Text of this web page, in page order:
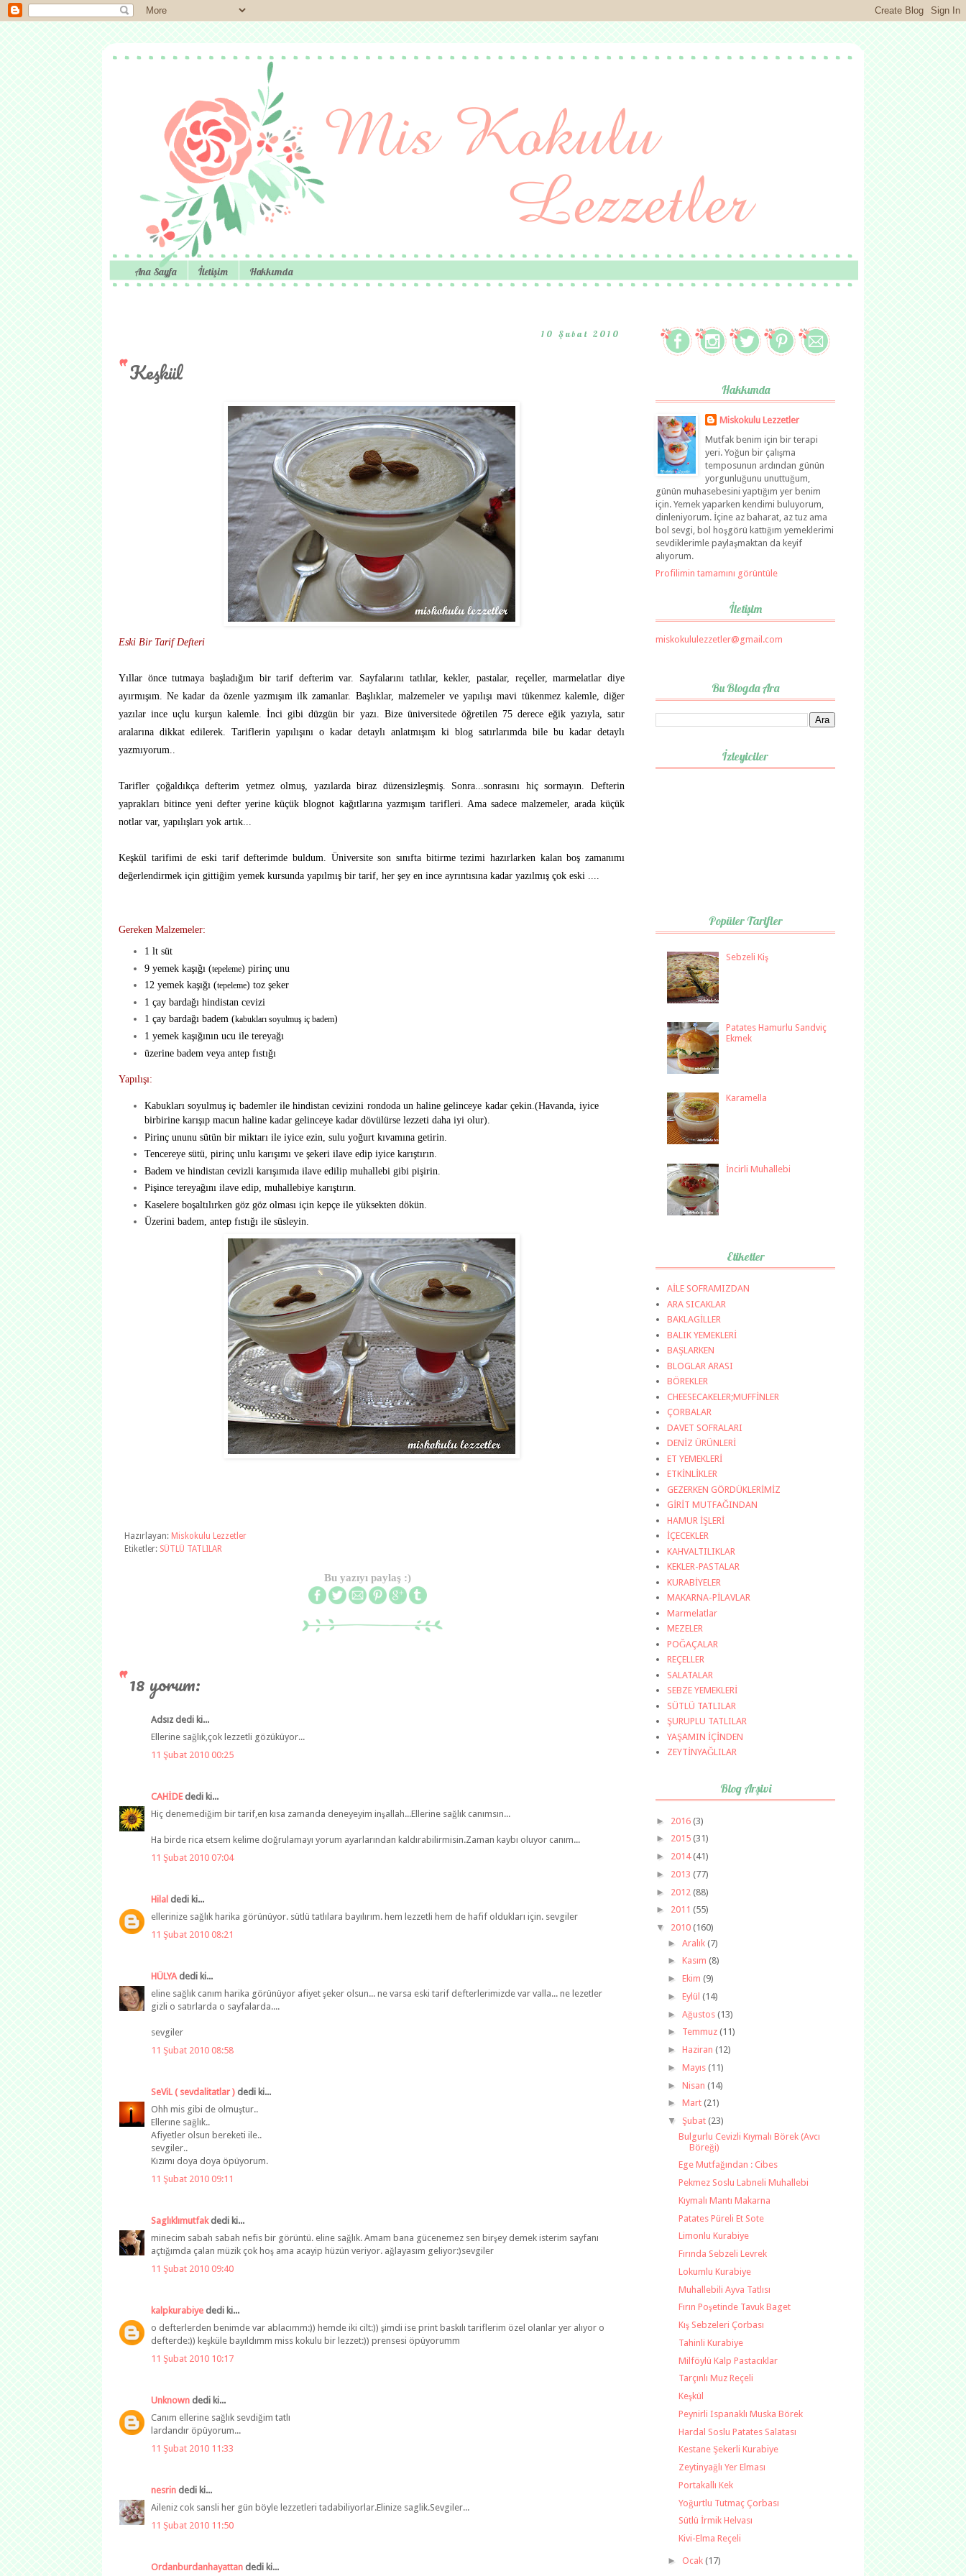
Ana Sayfa İletişim Hakkımda
10 Şubat 2010
Keşkül
Eski Bir Tarif Defteri
Yıllar önce tutmaya başladığım bir tarif defterim var. Sayfalarını tatlılar, kekler, pastalar, reçeller, marmelatlar diye
ayırmışım. Ne kadar da özenle yazmışım ilk zamanlar. Başlıklar, malzemeler ve yapılışı mavi tükenmez kalemle, diğer
yazılar ince uçlu kurşun kalemle. İnci gibi düzgün bir yazı. Bize üniversitede öğretilen 75 derece eğik yazıyla, satır
aralarına dikkat edilerek. Tariflerin yapılışını o kadar detaylı anlatmışım ki blog satırlarımda bile bu kadar detaylı
yazmıyorum..
Tarifler çoğaldıkça defterim yetmez olmuş, yazılarda biraz düzensizleşmiş. Sonra...sonrasını hiç sormayın. Defterin
yaprakları bitince yeni defter yerine küçük blognot kağıtlarına yazmışım tarifleri. Ama sadece malzemeler, arada küçük
notlar var, yapılışları yok artık...
Keşkül tarifimi de eski tarif defterimde buldum. Üniversite son sınıfta bitirme tezimi hazırlarken kalan boş zamanımı
değerlendirmek için gittiğim yemek kursunda yapılmış bir tarif, her şey en ince ayrıntısına kadar yazılmış çok eski ....
Gereken Malzemeler:
1 lt süt
9 yemek kaşığı (tepeleme) pirinç unu
12 yemek kaşığı (tepeleme) toz şeker
1 çay bardağı hindistan cevizi
1 çay bardağı badem (kabukları soyulmuş iç badem)
1 yemek kaşığının ucu ile tereyağı
üzerine badem veya antep fıstığı
Yapılışı:
Kabukları soyulmuş iç bademler ile hindistan cevizini rondoda un haline gelinceye kadar çekin.(Havanda, iyice
birbirine karışıp macun haline kadar gelinceye kadar dövülürse lezzeti daha iyi olur).
Pirinç ununu sütün bir miktarı ile iyice ezin, sulu yoğurt kıvamına getirin.
Tencereye sütü, pirinç unlu karışımı ve şekeri ilave edip iyice karıştırın.
Badem ve hindistan cevizli karışımıda ilave edilip muhallebi gibi pişirin.
Pişince tereyağını ilave edip, muhallebiye karıştırın.
Kaselere boşaltılırken göz göz olması için kepçe ile yüksekten dökün.
Üzerini badem, antep fıstığı ile süsleyin.
Hazırlayan: Miskokulu Lezzetler
Etiketler: SÜTLÜ TATLILAR
Bu yazıyı paylaş :)
18 yorum:
Adsız dedi ki...
Ellerine sağlık,çok lezzetli gözüküyor...
11 Şubat 2010 00:25
CAHİDE dedi ki...
Hiç denemediğim bir tarif,en kısa zamanda deneyeyim inşallah...Ellerine sağlık canımsın...
Ha birde rica etsem kelime doğrulamayı yorum ayarlarından kaldırabilirmisin.Zaman kaybı oluyor canım...
11 Şubat 2010 07:04
Hilal dedi ki...
ellerinize sağlık harika görünüyor. sütlü tatlılara bayılırım. hem lezzetli hem de hafif oldukları için. sevgiler
11 Şubat 2010 08:21
HÜLYA dedi ki...
eline sağlık canım harika görünüyor afiyet şeker olsun... ne varsa eski tarif defterlerimizde var valla... ne lezetler
gizli o satırlarda o sayfalarda....
sevgiler
11 Şubat 2010 08:58
SeViL ( sevdalitatlar ) dedi ki...
Ohh mis gibi de olmuştur..
Ellerıne sağlık..
Afiyetler olsun bereketi ile..
sevgiler..
Kızımı doya doya öpüyorum.
11 Şubat 2010 09:11
Saglıklımutfakdedi ki...
minecim sabah sabah nefis bir görüntü. eline sağlık. Amam bana gücenemez sen birşey demek isterim sayfanı
açtığımda çalan müzik çok hoş ama acayip hüzün veriyor. ağlayasım geliyor:)sevgiler
11 Şubat 2010 09:40
kalpkurabiye dedi ki...
o defterlerden benimde var ablacımm:)) hemde iki cilt:)) şimdi ise print baskılı tariflerim özel olanlar yer alıyor o
defterde:)) keşküle bayıldımm miss kokulu bir lezzet:)) prensesi öpüyorumm
11 Şubat 2010 10:17
Unknown dedi ki...
Canım ellerine sağlık sevdiğim tatlı
lardandır öpüyorum...
11 Şubat 2010 11:33
nesrin dedi ki...
Aileniz cok sansli her gün böyle lezzetleri tadabiliyorlar.Elinize saglik.Sevgiler...
11 Şubat 2010 11:50
Ordanburdanhayattan dedi ki...
Hakkımda
Miskokulu Lezzetler
Mutfak benim için bir terapi
yeri. Yoğun bir çalışma
temposunun ardından günün
yorgunluğunu unuttuğum,
günün muhasebesini yaptığım yer benim
için. Yemek yaparken kendimi buluyorum,
dinleniyorum. İçine az baharat, az tuz ama
bol sevgi, bol hoşgörü kattığım yemeklerimi
sevdiklerimle paylaşmaktan da keyif
alıyorum.
Profilimin tamamını görüntüle
İletişim
miskokululezzetler@gmail.com
Bu Blogda Ara
İzleyiciler
Popüler Tarifler
Sebzeli Kiş
Patates Hamurlu Sandviç
Ekmek
Karamella
İncirli Muhallebi
Etiketler
AİLE SOFRAMIZDAN
ARA SICAKLAR
BAKLAGİLLER
BALIK YEMEKLERİ
BAŞLARKEN
BLOGLAR ARASI
BÖREKLER
CHEESECAKELER;MUFFİNLER
ÇORBALAR
DAVET SOFRALARI
DENİZ ÜRÜNLERİ
ET YEMEKLERİ
ETKİNLİKLER
GEZERKEN GÖRDÜKLERİMİZ
GİRİT MUTFAĞINDAN
HAMUR İŞLERİ
İÇECEKLER
KAHVALTILIKLAR
KEKLER-PASTALAR
KURABİYELER
MAKARNA-PİLAVLAR
Marmelatlar
MEZELER
POĞAÇALAR
REÇELLER
SALATALAR
SEBZE YEMEKLERİ
SÜTLÜ TATLILAR
ŞURUPLU TATLILAR
YAŞAMIN İÇİNDEN
ZEYTİNYAĞLILAR
Blog Arşivi
► 2016 (3)
► 2015 (31)
► 2014(41)
► 2013 (77)
► 2012 (88)
► 2011 (55)
▼ 2010 (160)
► Aralık (7)
► Kasım (8)
► Ekim (9)
► Eylül (14)
► Ağustos (13)
► Temmuz (11)
► Haziran (12)
► Mayıs (11)
► Nisan (14)
► Mart (21)
▼ Şubat (23)
Bulgurlu Cevizli Kıymalı Börek (Avcı
Böreği)
Ege Mutfağından : Cibes
Pekmez Soslu Labneli Muhallebi
Kıymalı Mantı Makarna
Patates Püreli Et Sote
Limonlu Kurabiye
Fırında Sebzeli Levrek
Lokumlu Kurabiye
Muhallebili Ayva Tatlısı
Fırın Poşetinde Tavuk Baget
Kış Sebzeleri Çorbası
Tahinli Kurabiye
Milföylü Kalp Pastacıklar
Tarçınlı Muz Reçeli
Keşkül
Peynirli Ispanaklı Muska Börek
Hardal Soslu Patates Salatası
Kestane Şekerli Kurabiye
Zeytinyağlı Yer Elması
Portakallı Kek
Yoğurtlu Tutmaç Çorbası
Sütlü İrmik Helvası
Kivi-Elma Reçeli
► Ocak (17)